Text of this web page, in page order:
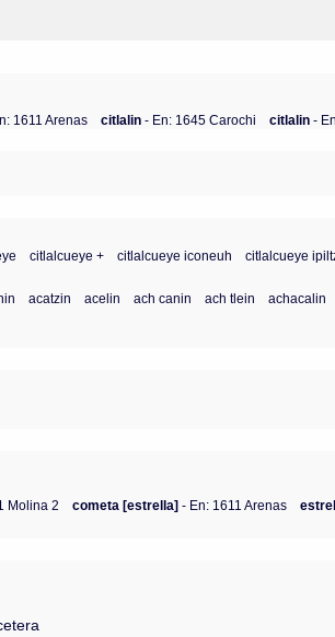
1611 Arenas citlalin- En: 1645 Carochi citlalin-
citlalcueye + citlalcueye iconeuh citlalcueye
acatzin acelin ach canin ach tlein achacalin
Molina 2 cometa [estrella] - En: 1611 Arenas